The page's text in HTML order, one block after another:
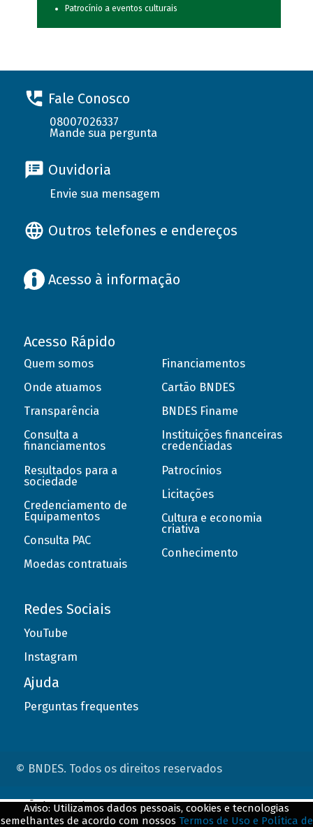
Patrocínio a eventos culturais
Fale Conosco
08007026337
Mande sua pergunta
Ouvidoria
Envie sua mensagem
Outros telefones e endereços
Acesso à informação
Acesso Rápido
Quem somos
Onde atuamos
Transparência
Consulta a
financiamentos
Resultados para a
sociedade
Credenciamento de
Equipamentos
Consulta PAC
Moedas contratuais
Financiamentos
Cartão BNDES
BNDES Finame
Instituições financeiras
credenciadas
Patrocínios
Licitações
Cultura e economia
criativa
Conhecimento
Redes Sociais
YouTube
Instagram
Ajuda
Perguntas frequentes
© BNDES. Todos os direitos reservados
Aviso: Utilizamos dados pessoais, cookies e tecnologias
semelhantes de acordo com nossos Termos de Uso e Política de
ConteÃºdo complementar